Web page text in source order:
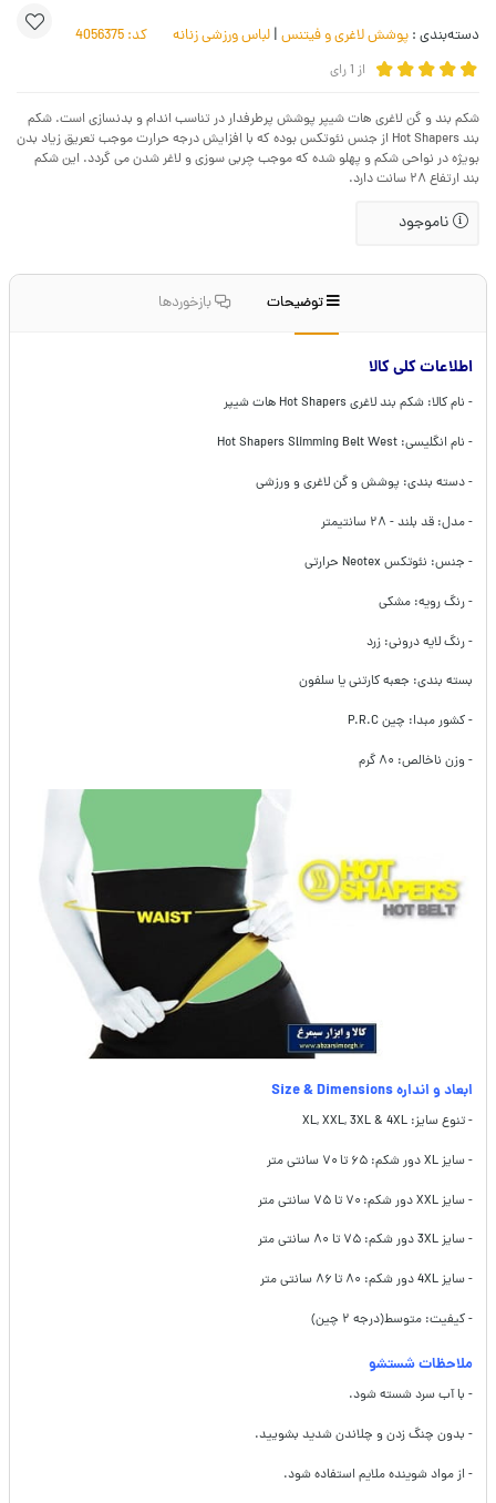
دسته‌بندی : پوشش لاغری و فیتنس | لباس ورزشی زنانه کد:
از 1رای
شکم بند و گن لاغری هات شیپر پوشش پرطرفدار در تناسب اندام و بدنسازی است. شکم
بند Hot Shapers از جنس نئوتکس بوده که با افزایش درجه حرارت موجب تعریق زیاد بدن
بویژه در نواحی شکم و پهلو شده که موجب چربی سوزی و لاغر شدن می گردد. این شکم
بند ارتفاع ۲۸ سانت دارد.
ناموجود
توضیحات بازخوردها
اطلاعات کلی کالا
- نام کالا: شکم بند لاغری Hot Shapers هات شیپر
- نام انگلیسی: Hot Shapers Slimming Belt West
- دسته بندی: پوشش و گن لاغری و ورزشی
- مدل: قد بلند - ۲۸ سانتیمتر
- جنس: نئوتکس Neotex حرارتی
- رنگ رویه: مشکی
- رنگ لایه درونی: زرد
بسته بندی: جعبه کارتنی یا سلفون
- کشور مبدا: چین P.R.C
- وزن ناخالص: ۸۰
گرم
ابعاد و انداره Size & Dimensions
- تنوع سایز: XL, XXL, 3XL & 4XL
- سایز XL دور شکم: ۶۵ تا ۷۰ سانتی متر
- سایز XXL دور شکم: ۷۰ تا ۷۵ سانتی متر
- سایز 3XL دور شکم: ۷۵ تا ۸۰ سانتی متر
- سایز 4XL دور شکم: ۸۰ تا ۸۶ سانتی متر
- کیفیت: متوسط(درجه ۲ چین)
ملاحظات شستشو
- با آب سرد شسته شود.
- بدون چنگ زدن و چلاندن شدید بشویید.
- از مواد شوینده ملایم استفاده شود.